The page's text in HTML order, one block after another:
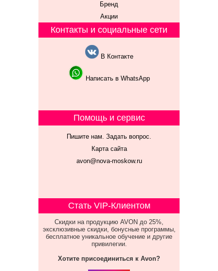
Бренд
Акции
Контакты и социальные сети
В Контакте
Написать в WhatsApp
Помощь и сервис
Пишите нам. Задать вопрос.
Карта сайта
avon@nova-moskow.ru
Стать VIP-Клиентом
Скидки на продукцию AVON до 25%,
эксклюзивные скидки, бонусные программы,
бесплатное уникальное обучение и другие
привилегии.
Хотите присоединиться к Avon?